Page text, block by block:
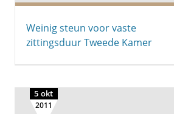
Weinig steun voor vaste
zittingsduur Tweede Kamer
5 okt
2011